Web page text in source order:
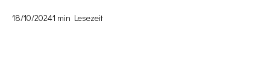
18/10/20241 min Lesezeit